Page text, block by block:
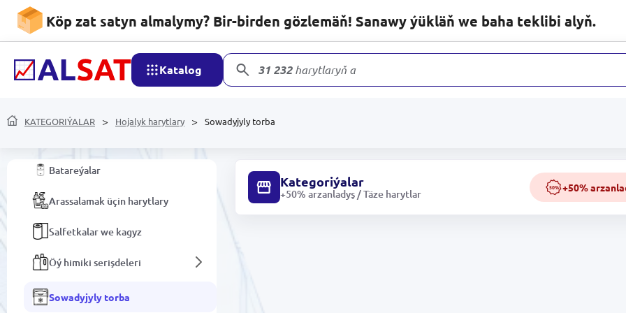
Köp zat satyn almalymy? Bir-birden gözlemäň! Sanawy ýükläň we baha teklibi alyň.
Katalog 31 232harytlaryň arasynda
KATEGORIÝALAR Hojalyk harytlary Sowadyjyly torba
Azyk harytlary
Alkogolsyz içgiler
Batareýalar
Arassalamak üçin harytlary
Salfetkalar we kagyz
Öý himiki serişdeleri
Sowadyjyly torba
Kategoriýalar
+50% arzanladyş / Täze harytlar
50% +50%